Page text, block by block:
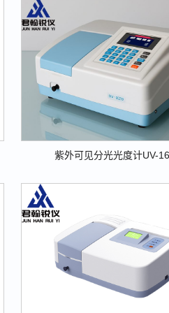
紫外可见分光光度计UV-